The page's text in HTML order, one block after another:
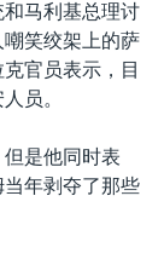
马利基总理讨
笑绞架上的萨
官员表示，目
员。
是他同时表
年剥夺了那些